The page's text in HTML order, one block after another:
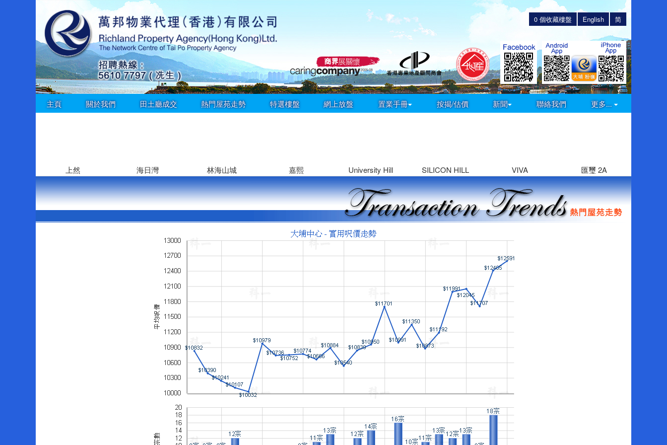
简
English
0 個收藏樓盤
主頁 關於我們 田土廳成交 熱門屋苑走勢 特選樓盤 網上放盤 置業手冊 按揭/估價 新聞 聯絡我們 更多...
上然 海日灣 林海山城 嘉熙 University Hill SILICON HILL VIVA 匯璽 2A